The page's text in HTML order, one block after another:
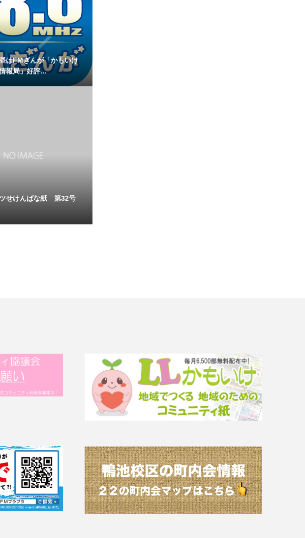
はFMぎんが「かもいけ
報局」好評...
せけんばな紙 第32号